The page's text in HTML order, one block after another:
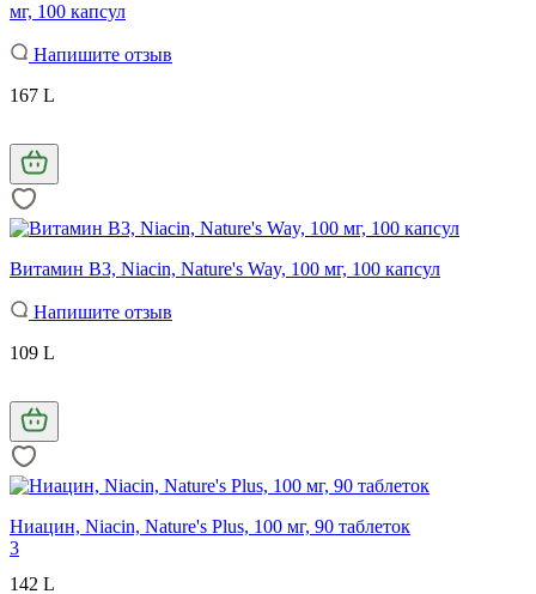
мг, 100 капсул
Напишите отзыв
167 L
Витамин В3, Niacin, Nature's Way, 100 мг, 100 капсул
Напишите отзыв
109 L
Ниацин, Niacin, Nature's Plus, 100 мг, 90 таблеток
3
142 L